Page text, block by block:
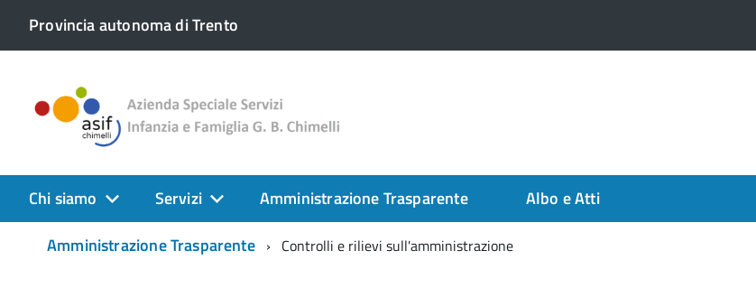
Provincia autonoma di Trento
Chi siamo Servizi Amministrazione Trasparente
Albo e Atti
Amministrazione Trasparente
Controlli e rilievi sull'amministrazione